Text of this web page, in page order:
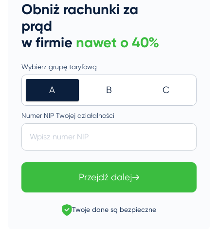
Obniż rachunki za
prąd
w firmie nawet o 40%
Wybierz grupę taryfową
A B C
Numer NIP Twojej działalności
Wpisz numer NIP
Przejdź dalej
Twoje dane są bezpieczne